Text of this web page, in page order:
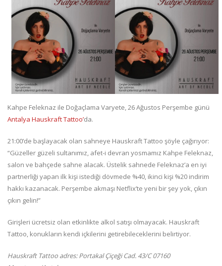
Kahpe Feleknaz ile Doğaçlama Varyete, 26 Ağustos Perşembe günü
Antalya Hauskraft Tattoo’da.
21:00’de başlayacak olan sahneye Hauskraft Tattoo şöyle çağırıyor:
“Güzeller güzeli sultanımız, afet-i devran yosmamız Kahpe Feleknaz,
salon ve bahçede sahne alacak. Üstelik sahnede Feleknaz’a en iyi
partnerliği yapan ilk kişi istediği dövmede %40, ikinci kişi %20 indirim
hakkı kazanacak. Perşembe akmaşı Netflix’te yeni bir şey yok, çıkın
çıkın gelin!”
Girişleri ücretsiz olan etkinlikte alkol satışı olmayacak. Hauskraft
Tattoo, konukların kendi içkilerini getirebileceklerini belirtiyor.
Hauskraft Tattoo adres: Portakal Çiçeği Cad. 43/C 07160